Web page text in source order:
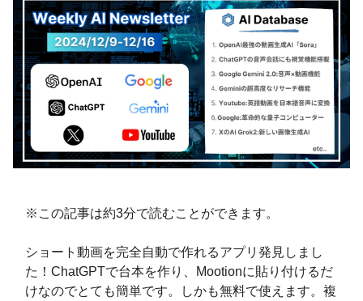
※この記事は約3分で読むことができます。
ショート動画を完全自動で作れるアプリ発見しまし
た！ChatGPTで台本を作り、Mootionに貼り付けるだ
けなのでとても簡単です。しかも無料で使えます。複